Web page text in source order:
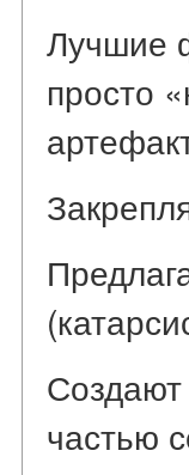
Лучшие
просто
частью